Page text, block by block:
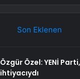
Son Eklenen
Özgür Özel: YENİ
ihtiyacıydı